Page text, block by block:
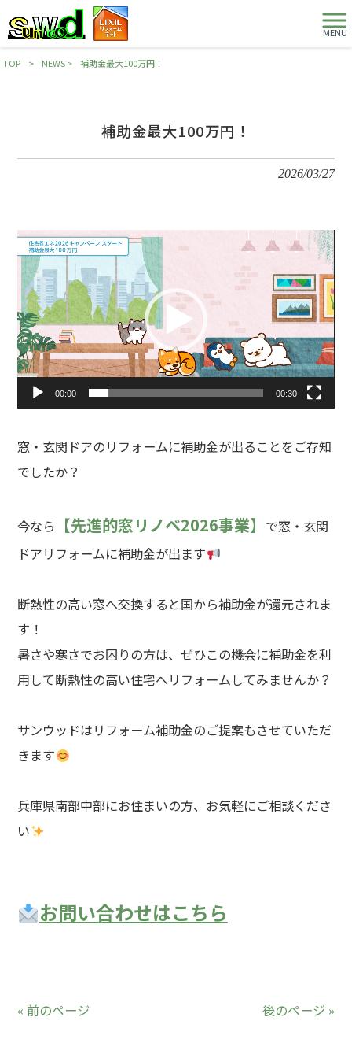
MENU
TOP > NEWS> 補助金最大100万円！
補助金最大100万円！
2026/03/27
動
画
プ
レ
ー
ヤ
00:00 00:30
窓・玄関ドアのリフォームに補助金が出ることをご存知
でしたか？
今なら 【先進的窓リノベ2026事業】 で窓・玄関
ドアリフォームに補助金が出ます
断熱性の高い窓へ交換すると国から補助金が還元されま
す！
暑さや寒さでお困りの方は、ぜひこの機会に補助金を利
用して断熱性の高い住宅へリフォームしてみませんか？
サンウッドはリフォーム補助金のご提案もさせていただ
きます
兵庫県南部中部にお住まいの方、お気軽にご相談くださ
い
お問い合わせはこちら
« 前のページ 後のページ »